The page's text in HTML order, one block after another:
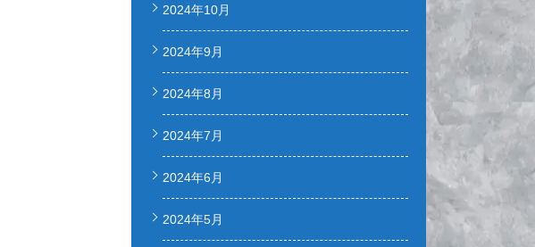
2024年10月
2024年9月
2024年8月
2024年7月
2024年6月
2024年5月